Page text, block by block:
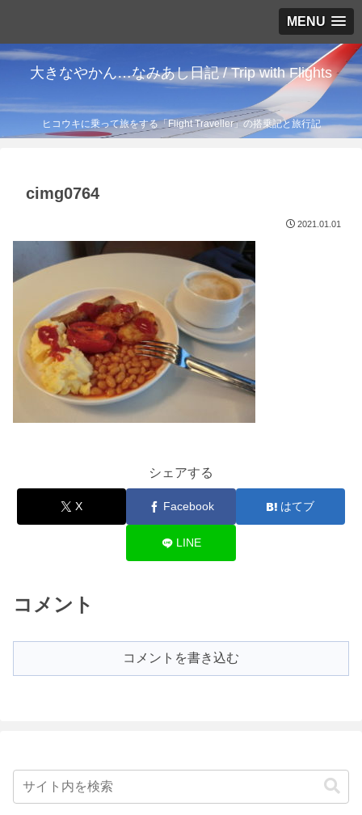
MENU
大きなやかん…なみあし日記 / Trip with Flights
ヒコウキに乗って旅をする「Flight Traveller」の搭乗記と旅行記
cimg0764
2021.01.01
シェアする
X Facebook はてブ
LINE
コメント
コメントを書き込む